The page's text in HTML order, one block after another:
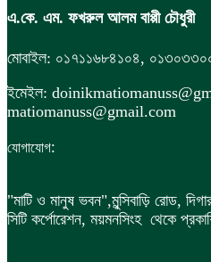
এ.কে. এম. ফখরুল আলম বাপ্পী চৌধুরী
মোবাইল: ০১৭১১৬৮৪১০৪,
ইমেইল:
matiomanuss@gmail.com
যোগাযোগ:
"মাটি ও মানুষ ভবন",মুন্সিবাড়ি রোড,
সিটি কর্পোরেশন, ময়মনসিংহ থেকে